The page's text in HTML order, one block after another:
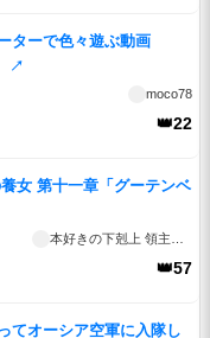
ターで色々遊ぶ動画
↗
moco78
👑22
女 第十一章「グーテンベ
👑57
てオーシア空軍に入隊し